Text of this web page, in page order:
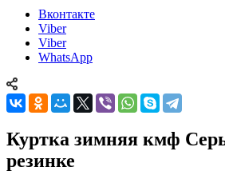
Вконтакте
Viber
Viber
WhatsApp
Куртка зимняя кмф
резинке